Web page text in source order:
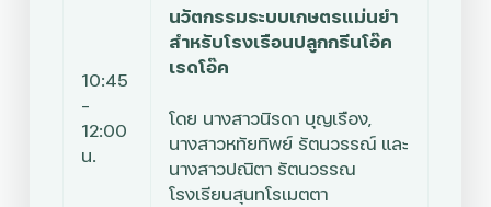
10:45
–
12:00
น.
นวัตกรรมระบบเกษตรแม่นยำ
สำหรับโรงเรือนปลูกกรีนโอ๊ค
เรดโอ๊ค
โดย นางสาวนิรดา บุญเรือง,
นางสาวหทัยทิพย์ รัตนวรรณ์ และ
นางสาวปณิตา รัตนวรรณ
โรงเรียนสุนทโรเมตตา